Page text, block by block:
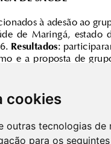
cookies
outras tecnologias de
para os